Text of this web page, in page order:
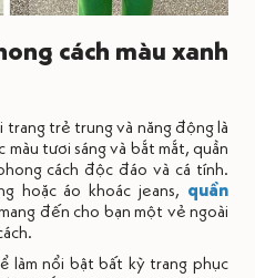
cách màu xanh
trẻ trung và năng động là
màu tươi sáng và bắt mắt, quần
cách độc đáo và cá tính.
hoặc áo khoác jeans, quần
đến cho bạn một vẻ ngoài
làm nổi bật bất kỳ trang phục